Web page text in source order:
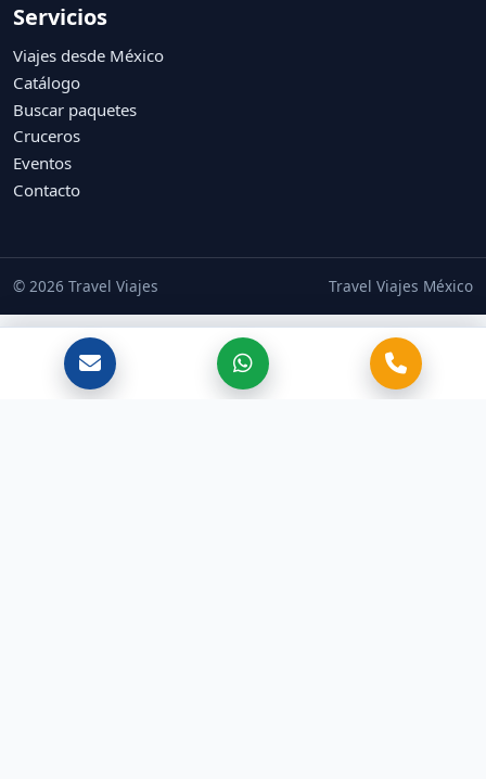
Servicios
Viajes desde México
Catálogo
Buscar paquetes
Cruceros
Eventos
Contacto
© 2026 Travel Viajes Travel Viajes México